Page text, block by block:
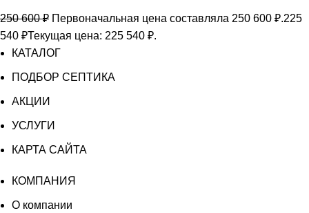
250 600₽ Первоначальная цена составляла 250 600 ₽.225
540 ₽Текущая цена: 225 540 ₽.
КАТАЛОГ
ПОДБОР СЕПТИКА
АКЦИИ
УСЛУГИ
КАРТА САЙТА
КОМПАНИЯ
О компании